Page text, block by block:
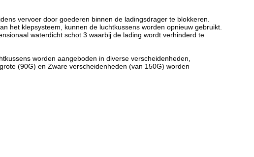
vervoer door goederen binnen de ladingsdrager te blokkeren.
het klepsysteem, kunnen de luchtkussens worden opnieuw gebruikt.
waterdicht schot 3 waarbij de lading wordt verhinderd te
worden aangeboden in diverse verscheidenheden,
(90G) en Zware verscheidenheden (van 150G) worden